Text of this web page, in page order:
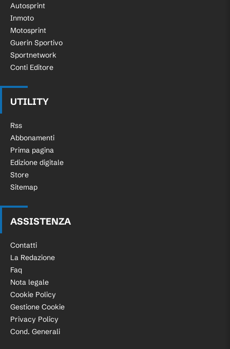
Autosprint
Inmoto
Motosprint
Guerin Sportivo
Sportnetwork
Conti Editore
UTILITY
Rss
Abbonamenti
Prima pagina
Edizione digitale
Store
Sitemap
ASSISTENZA
Contatti
La Redazione
Faq
Nota legale
Cookie Policy
Gestione Cookie
Privacy Policy
Cond. Generali